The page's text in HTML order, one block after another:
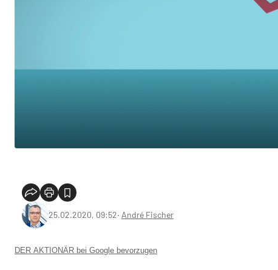
25.02.2020, 09:52‧ André Fischer
DER AKTIONÄR bei Google bevorzugen